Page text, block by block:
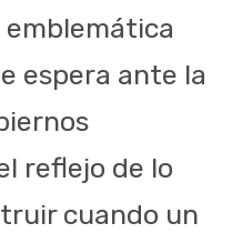
espera ante la
reflejo de lo
cuando un